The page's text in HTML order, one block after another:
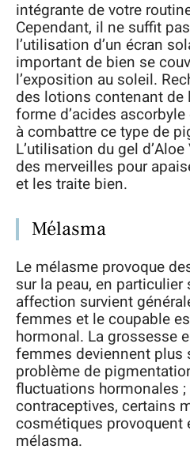
intégrante de votre
Cependant, il ne suffit
l’utilisation d’un écran
important de bien se
l’exposition au soleil.
des lotions contenant de
forme d’acides
à combattre ce type de
L’utilisation du gel
des merveilles pour
et les traite bien.
Mélasma
Le mélasme provoque
sur la peau, en
affection survient
femmes et le coupable
hormonal. La grossesse
femmes deviennent plus
problème de
fluctuations hormonales
contraceptives, certains
cosmétiques provoquent
mélasma.